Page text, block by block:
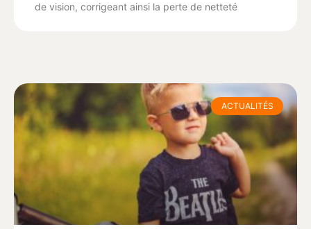
de vision, corrigeant ainsi la perte de netteté
ACTUALITÉS